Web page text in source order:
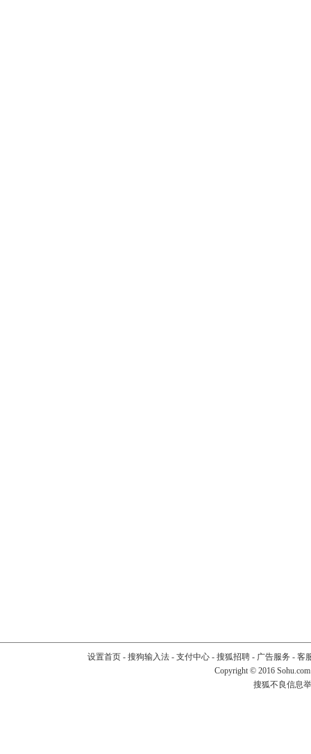
设置首页- 搜狗输入法- 支付中心- 搜狐招聘- 广告服务 - 客
Copyright © 2016
搜狐不良信息